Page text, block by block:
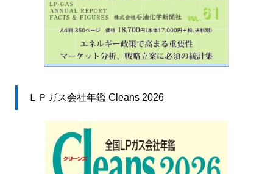
ＬＰガス会社年鑑 Cleans 2026